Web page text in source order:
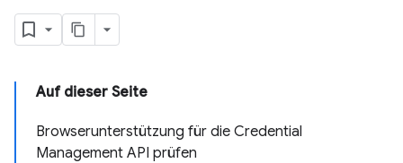
Auf dieser Seite
Browserunterstützung für die Credential
Management API prüfen